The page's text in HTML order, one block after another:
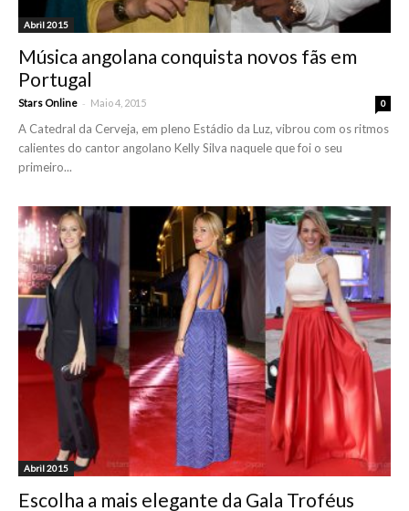
Abril 2015
Música angolana conquista novos fãs em
Portugal
Stars Online - Maio 4, 2015 0
A Catedral da Cerveja, em pleno Estádio da Luz, vibrou com os ritmos
calientes do cantor angolano Kelly Silva naquele que foi o seu
primeiro...
Abril 2015
Escolha a mais elegante da Gala Troféus